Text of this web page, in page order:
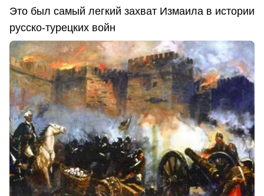
Это был самый легкий захват Измаила в истории
русско-турецких войн